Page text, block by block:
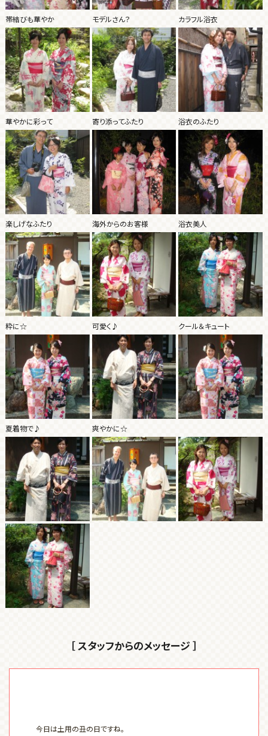
帯結びも華やか モデルさん？ カラフル浴衣
華やかに彩って 寄り添ってふたり 浴衣のふたり
楽しげなふたり 海外からのお客様 浴衣美人
粋に☆ 可愛く♪ クール＆キュート
夏着物で♪ 爽やかに☆
［ スタッフからのメッセージ ］
今日は土用の丑の日ですね。